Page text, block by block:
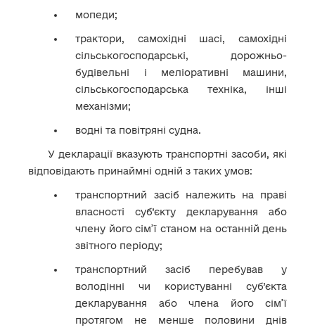
мопеди;
трактори, самохідні шасі, самохідні
сільськогосподарські, дорожньо-
будівельні і меліоративні машини,
сільськогосподарська техніка, інші
механізми;
водні та повітряні судна.
У декларації вказують транспортні засоби, які
відповідають принаймні одній з таких умов:
транспортний засіб належить на праві
власності суб’єкту декларування або
члену його сім’ї станом на останній день
звітного періоду;
транспортний засіб перебував у
володінні чи користуванні суб’єкта
декларування або члена його сім’ї
протягом не менше половини днів